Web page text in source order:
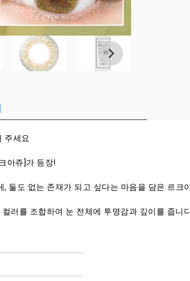
주세요
아쥬]가 등장!
둘도 없는 존재가 되고 싶다는 마음을 담은 르
러를 조합하여 눈 전체에 투명감과 깊이를 줍니